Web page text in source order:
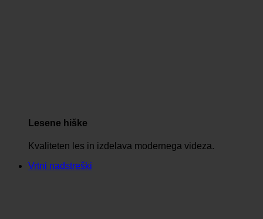
Lesene hiške
Kvaliteten les in izdelava modernega videza.
Vrtni nadstreški